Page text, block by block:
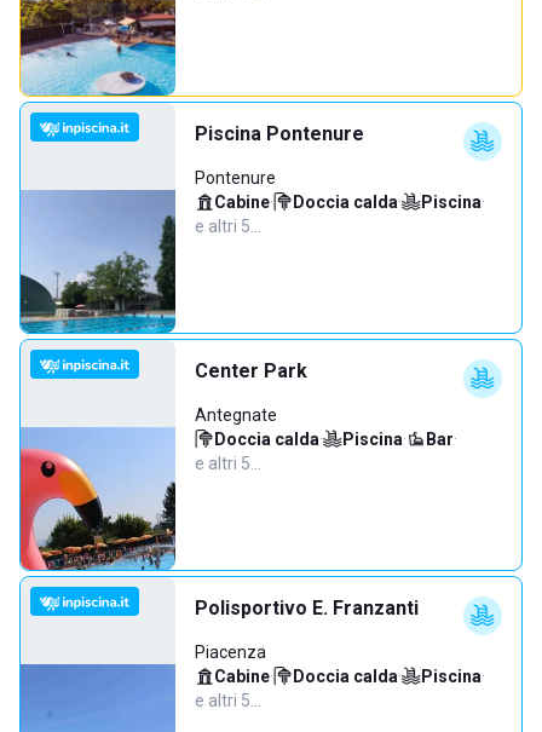
Piscina Pontenure
Pontenure
Cabine· Doccia calda· Piscina·
e altri 5…
Center Park
Antegnate
Doccia calda· Piscina· Bar·
e altri 5…
Polisportivo E. Franzanti
Piacenza
Cabine· Doccia calda· Piscina·
e altri 5…